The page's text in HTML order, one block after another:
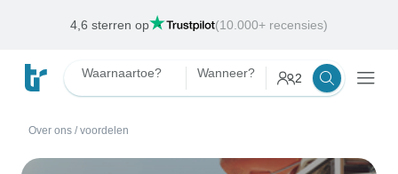
Kies uit wel 2500 reisorganisaties
Waarnaartoe? Wanneer? 2
Over ons / voordelen